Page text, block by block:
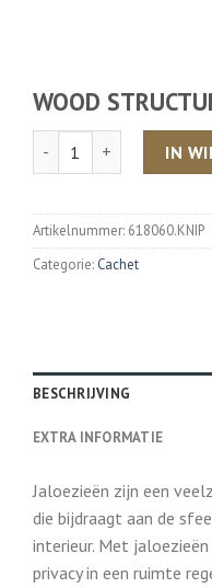
WOOD
IN
Artikelnummer: 618060.KNIP
Categorie: Cachet
BESCHRIJVING
EXTRA INFORMATIE
Jaloezieën zijn een
die bijdraagt aan de
interieur. Met
privacy in een ruimte